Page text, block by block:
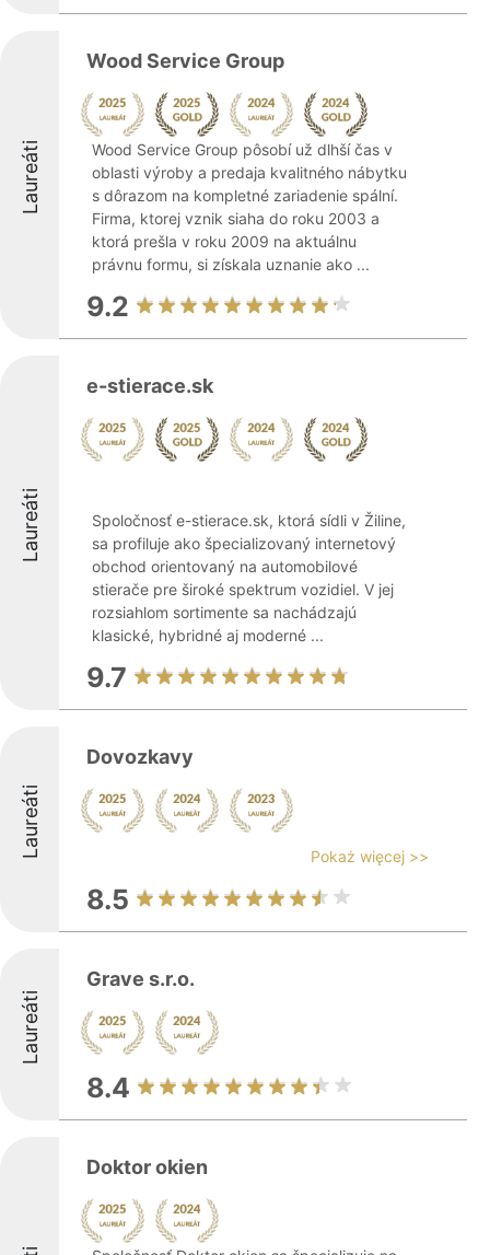
Laureáti
Wood Service Group
Wood Service Group pôsobí už dlhší čas v
oblasti výroby a predaja kvalitného nábytku
s dôrazom na kompletné zariadenie spální.
Firma, ktorej vznik siaha do roku 2003 a
ktorá prešla v roku 2009 na aktuálnu
právnu formu, si získala uznanie ako ...
9.2
Laureáti
e-stierace.sk
Spoločnosť e-stierace.sk, ktorá sídli v Žiline,
sa profiluje ako špecializovaný internetový
obchod orientovaný na automobilové
stierače pre široké spektrum vozidiel. V jej
rozsiahlom sortimente sa nachádzajú
klasické, hybridné aj moderné ...
9.7
Laureáti
Dovozkavy
Pokaż więcej >>
8.5
Laureáti
Grave s.r.o.
8.4
Doktor okien